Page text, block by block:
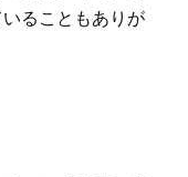
ることもありが